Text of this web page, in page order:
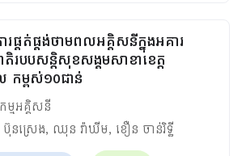
រផ្គត់ផ្គង់ថាមពលអគ្គិសនីក្នុងអគារ
តិរបបសន្តិសុខ​សង្គមសាខាខេត្ត
កម្ពស់១០ជាន់
ម្មអគ្គិសនី
ប៊ុនស្រេង, ឈុន វ៉ាឃីម​, ខឿន ចាន់រិទ្ធី​